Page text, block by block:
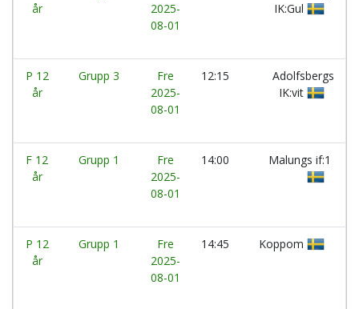
år
2025-
08-01
IK:Gul
P 12
år
Grupp 3
Fre
2025-
08-01
12:15
Adolfsbergs
IK:vit
F 12
år
Grupp 1
Fre
2025-
08-01
14:00 Malungs if:1
P 12
år
Grupp 1
Fre
2025-
08-01
14:45 Koppom